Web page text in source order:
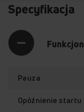
Specyfikacja
Pauza
Opóźnienie startu